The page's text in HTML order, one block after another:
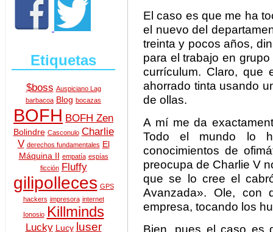
Etiquetas
$boss Auspiciano Lag
barbacoa Blog bocazas
BOFH BOFH Zen
Bolindre Casconulo Charlie
V derechos fundamentales El
Máquina II empatía espías
ficción
Fluffy
gilipolleces GPS
hackers impresora internet
Ionosio Killminds
Lucky Lucy luser
El caso es que me ha
el nuevo del
treinta y pocos años,
para el trabajo en
currículum. Claro, que
ahorrado tinta usando
de ollas.
A mí me da
Todo el mundo lo
conocimientos de
preocupa de Charlie V
que se lo cree el
Avanzada». Ole, con
empresa, tocando los
Bien, pues el caso es